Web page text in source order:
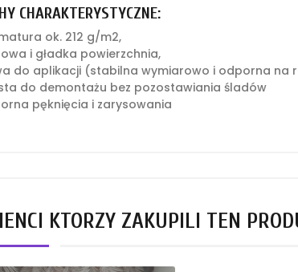
CHARAKTERYSTYCZNE:
ok. 212 g/m2,
i gładka powierzchnia,
do aplikacji (stabilna wymiarowo i odporna na
do demontażu bez pozostawiania śladów
pęknięcia i zarysowania
KTÓRZY ZAKUPILI TEN